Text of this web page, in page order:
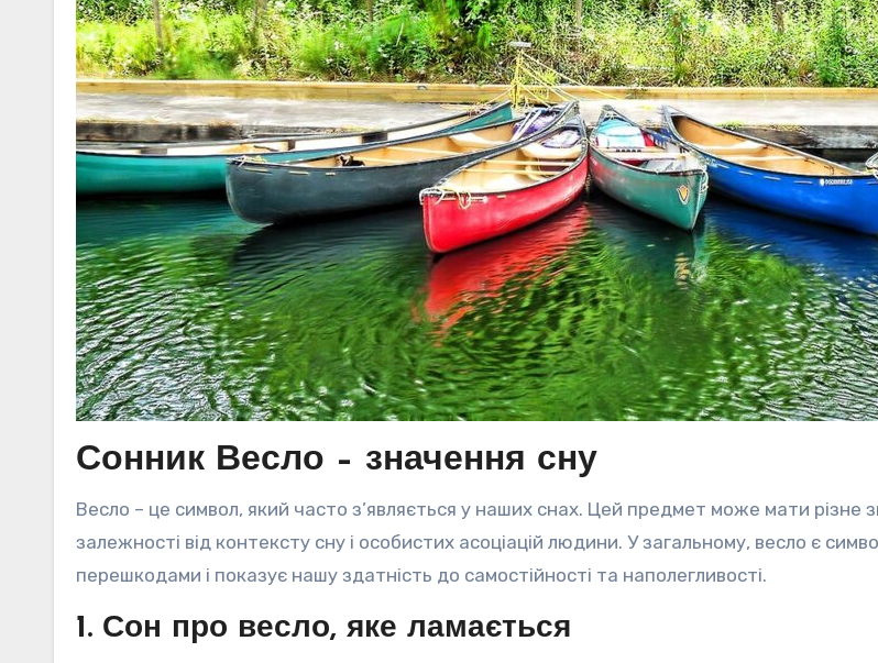
Сонник Весло – значення сну
Весло – це символ, який часто з’являється у наших снах. Цей предмет може мати різне
залежності від контексту сну і особистих асоціацій людини. У загальному, весло є
перешкодами і показує нашу здатність до самостійності та наполегливості.
1. Сон про весло, яке ламається